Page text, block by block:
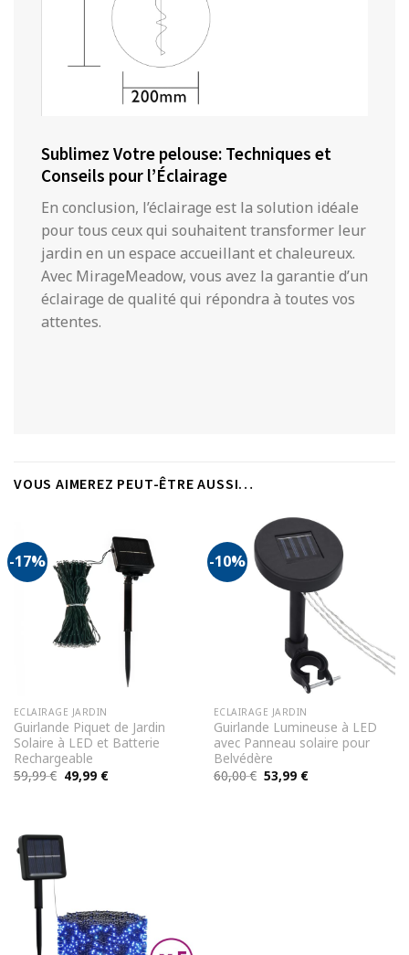
Sublimez Votre pelouse: Techniques et
Conseils pour l’Éclairage
En conclusion, l’éclairage est la solution idéale
pour tous ceux qui souhaitent transformer leur
jardin en un espace accueillant et chaleureux.
Avec MirageMeadow, vous avez la garantie d’un
éclairage de qualité qui répondra à toutes vos
attentes.
VOUS AIMEREZ PEUT-ÊTRE AUSSI…
-17%
ECLAIRAGE JARDIN
Guirlande Piquet de Jardin
Solaire à LED et Batterie
Rechargeable
59,99€ Le
prix
49,99 €Le
prix
-10%
ECLAIRAGE JARDIN
Guirlande Lumineuse à LED
avec Panneau solaire pour
Belvédère
60,00€ Le
prix
53,99 €Le
prix